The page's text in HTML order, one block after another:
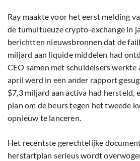
Ray maakte voor het eerst melding
de tumultueuze crypto-exchange in
berichtten nieuwsbronnen dat de
miljard aan liquide middelen had
CEO samen met schuldeisers werkte
april werd in een ander rapport
$7,3 miljard aan activa had hersteld,
plan om de beurs tegen het tweede
opnieuw te lanceren.
Het recentste gerechtelijke
herstartplan serieus wordt